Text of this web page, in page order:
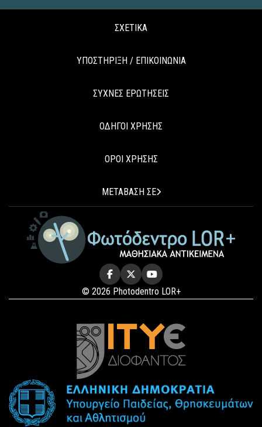
ΣΧΕΤΙΚΑ
ΥΠΟΣΤΗΡΙΞΗ / ΕΠΙΚΟΙΝΩΝΙΑ
ΣΥΧΝΕΣ ΕΡΩΤΗΣΕΙΣ
ΟΔΗΓΟΙ ΧΡΗΣΗΣ
ΟΡΟΙ ΧΡΗΣΗΣ
ΜΕΤΑΒΑΣΗ ΣΕ
© 2026 Photodentro LOR+